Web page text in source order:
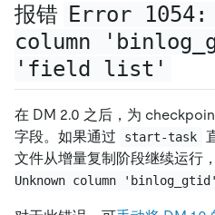
报错 Error 1054:
column
'field list'
在 DM 2.0 之后，为
字段。如果通过
start-task
文件从增量复制阶段继续运行
Unknown column